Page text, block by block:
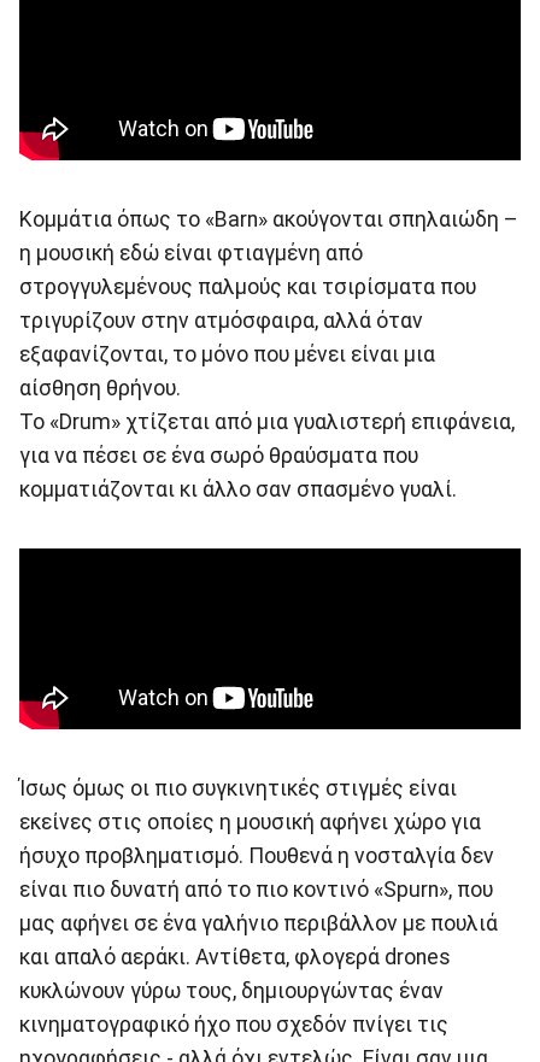
Κομμάτια όπως το «Barn» ακούγονται σπηλαιώδη –
η μουσική εδώ είναι φτιαγμένη από
στρογγυλεμένους παλμούς και τσιρίσματα που
τριγυρίζουν στην ατμόσφαιρα, αλλά όταν
εξαφανίζονται, το μόνο που μένει είναι μια
αίσθηση θρήνου.
Το «Drum» χτίζεται από μια γυαλιστερή επιφάνεια,
για να πέσει σε ένα σωρό θραύσματα που
κομματιάζονται κι άλλο σαν σπασμένο γυαλί.
Ίσως όμως οι πιο συγκινητικές στιγμές είναι
εκείνες στις οποίες η μουσική αφήνει χώρο για
ήσυχο προβληματισμό. Πουθενά η νοσταλγία δεν
είναι πιο δυνατή από το πιο κοντινό «Spurn», που
μας αφήνει σε ένα γαλήνιο περιβάλλον με πουλιά
και απαλό αεράκι. Αντίθετα, φλογερά drones
κυκλώνουν γύρω τους, δημιουργώντας έναν
κινηματογραφικό ήχο που σχεδόν πνίγει τις